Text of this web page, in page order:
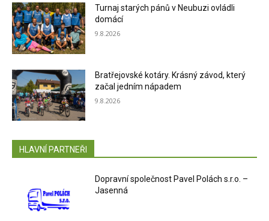
Turnaj starých pánů v Neubuzi ovládli
domácí
9.8.2026
Bratřejovské kotáry. Krásný závod, který
začal jedním nápadem
9.8.2026
HLAVNÍ PARTNEŘI
Dopravní společnost Pavel Polách s.r.o. –
Jasenná